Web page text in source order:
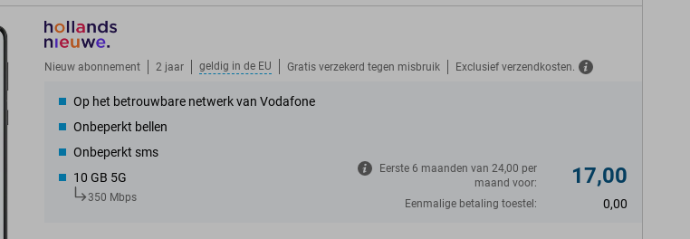
Nieuw abonnement 2 jaar geldig in de EU Gratis verzekerd tegen misbruik Exclusief verzendkosten.
Op het betrouwbare netwerk van Vodafone
Onbeperkt bellen
Onbeperkt sms
10 GB 5G
350 Mbps
Eerste 6 maanden van 24,00 per
maand voor:
17,00
Eenmalige betaling toestel: 0,00